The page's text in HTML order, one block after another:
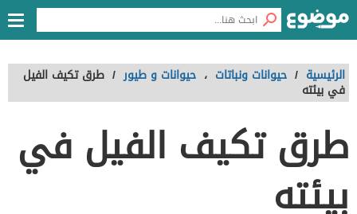
الرئيسية / حيوانات ونباتات ، حيوانات و طيور / طرق تكيف الفيل
في بيئته
طرق تكيف الفيل في
بيئته